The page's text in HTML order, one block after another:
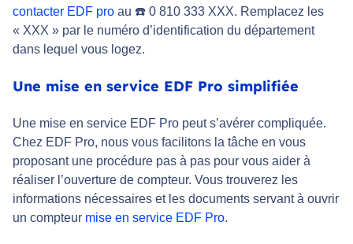
contacter EDF pro au ☎️ 0 810 333 XXX. Remplacez les
« XXX » par le numéro d’identification du département
dans lequel vous logez.
Une mise en service EDF Pro simplifiée
Une mise en service EDF Pro peut s’avérer compliquée.
Chez EDF Pro, nous vous facilitons la tâche en vous
proposant une procédure pas à pas pour vous aider à
réaliser l’ouverture de compteur. Vous trouverez les
informations nécessaires et les documents servant à ouvrir
un compteur mise en service EDF Pro.